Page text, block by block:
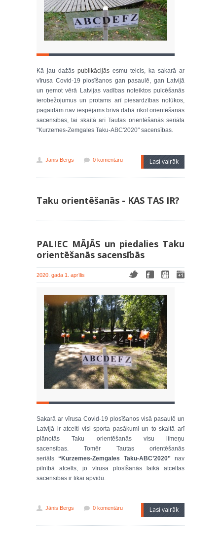
Kā jau dažās publikācijās esmu teicis, ka sakarā ar
vīrusa Covid-19 plosīšanos gan pasaulē, gan Latvijā
un ņemot vērā Latvijas vadības noteiktos pulcēšanās
ierobežojumus un protams arī piesardzības nolūkos,
pagaidām nav iespējams brīvā dabā rīkot orientēšanās
sacensības, tai skaitā arī Tautas orientēšanās seriāla
"Kurzemes-Zemgales Taku-ABC'2020" sacensības.
Jānis Bergs 0 komentāru Lasi vairāk
Taku orientēšanās - KAS TAS IR?
PALIEC MĀJĀS un piedalies Taku
orientēšanās sacensībās
2020. gada 1. aprīlis
Sakarā ar vīrusa Covid-19 plosīšanos visā pasaulē un
Latvijā ir atcelti visi sporta pasākumi un to skaitā arī
plānotās Taku orientēšanās visu līmeņu
sacensības. Tomēr Tautas orientēšanās
seriāls “Kurzemes-Zemgales Taku-ABC’2020” nav
pilnībā atcelts, jo vīrusa plosīšanās laikā atceltas
sacensības ir tikai apvidū.
Jānis Bergs 0 komentāru Lasi vairāk